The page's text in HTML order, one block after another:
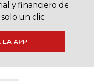
y financiero de
un clic
LA APP